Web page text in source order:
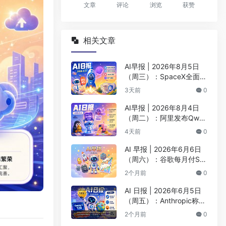
文章 评论 浏览 获赞
相关文章
AI早报 | 2026年8月5日
（周三）：SpaceX全面押
注英伟达布局太空AI、四
3天前 0
AI早报 | 2026年8月4日
（周二）：阿里发布Qwen
3.8-Max旗舰模型、MiniM
4天前 0
AI 早报 | 2026年6月6日
（周六）：谷歌每月付Sp
aceX 9.2亿美元算力、BY
2个月前 0
AI 日报 | 2026年6月5日
（周五）：Anthropic称Cl
aude编写超90%代码、阶
2个月前 0